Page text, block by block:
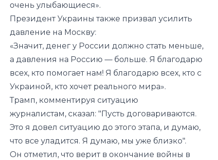
очень улыбающиеся».
Президент Украины также призвал усилить
давление на Москву:
«Значит, денег у России должно стать меньше,
а давления на Россию — больше. Я благодарю
всех, кто помогает нам! Я благодарю всех, кто с
Украиной, кто хочет реального мира».
Трамп, комментируя ситуацию
журналистам, сказал: "Пусть договариваются.
Это я довел ситуацию до этого этапа, и думаю,
что все уладится. Я думаю, мы уже близко".
Он отметил, что верит в окончание войны в